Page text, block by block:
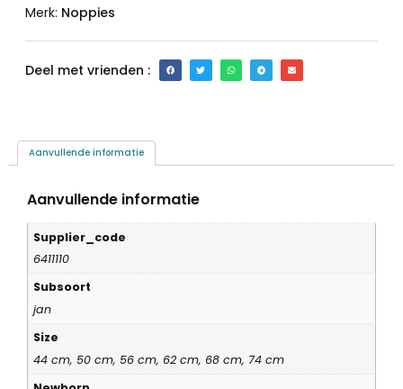
Merk: Noppies
Deel met vrienden :
Aanvullende informatie
Aanvullende informatie
Supplier_code
6411110
Subsoort
jan
Size
44 cm, 50 cm, 56 cm, 62 cm, 68 cm, 74 cm